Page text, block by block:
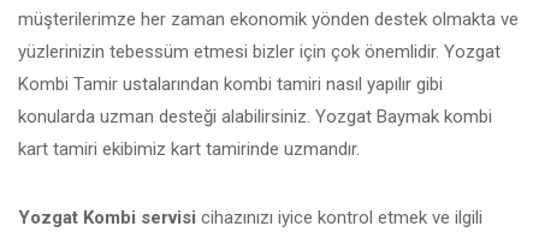
müşterilerimze her zaman ekonomik yönden destek olmakta ve
yüzlerinizin tebessüm etmesi bizler için çok önemlidir. Yozgat
Kombi Tamir ustalarından kombi tamiri nasıl yapılır gibi
konularda uzman desteği alabilirsiniz. Yozgat Baymak kombi
kart tamiri ekibimiz kart tamirinde uzmandır.
Yozgat Kombi servisi cihazınızı iyice kontrol etmek ve ilgili